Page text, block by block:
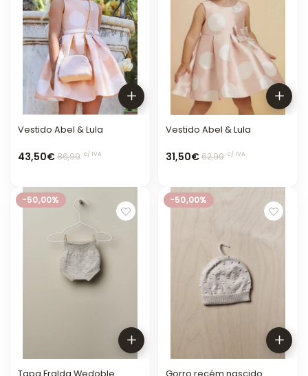
Vestido Abel & Lula
43,50€86,99 c/ IVA
Vestido Abel & Lula
31,50€62,99 c/ IVA
-50,00%
Tapa Fralda Wedoble
-50,00%
Gorro recém nascido